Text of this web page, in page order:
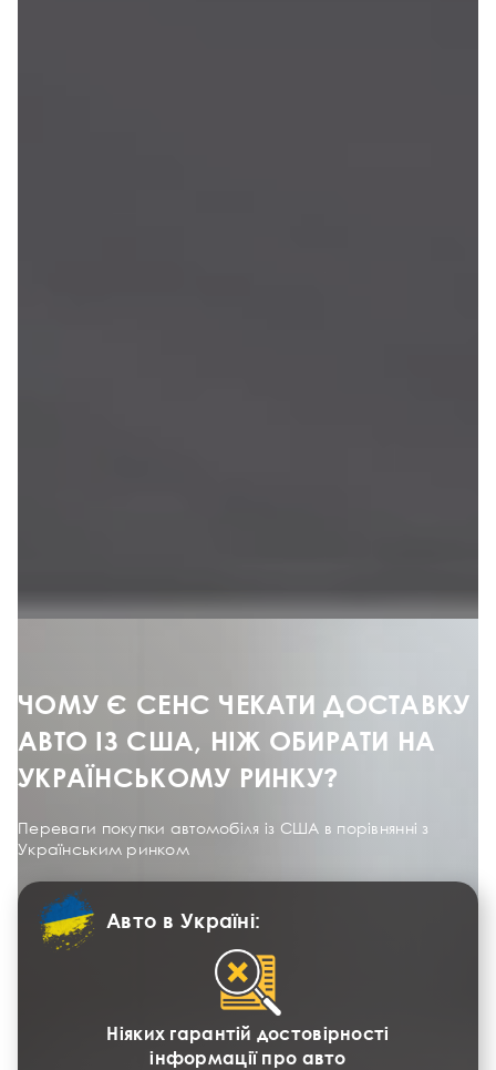
ЧОМУ Є СЕНС ЧЕКАТИ ДОСТАВКУ
АВТО ІЗ США, НІЖ ОБИРАТИ НА
УКРАЇНСЬКОМУ РИНКУ?
Переваги покупки автомобіля із США в порівнянні з
Українським ринком
Авто в Україні:
Ніяких гарантій достовірності
інформації про авто